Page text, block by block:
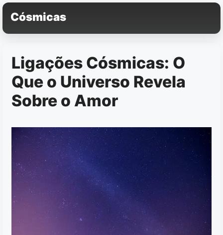
Pular
para
o
Cósmicas
Ligações Cósmicas: O
Que o Universo Revela
Sobre o Amor